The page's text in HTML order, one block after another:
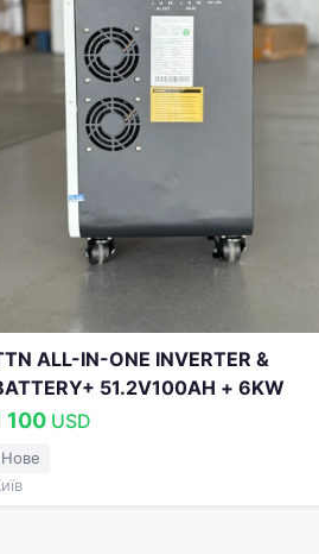
ALL-IN-ONE INVERTER &
51.2V100AH + 6KW
100 USD
Нове
зУмовами використання
Політикою